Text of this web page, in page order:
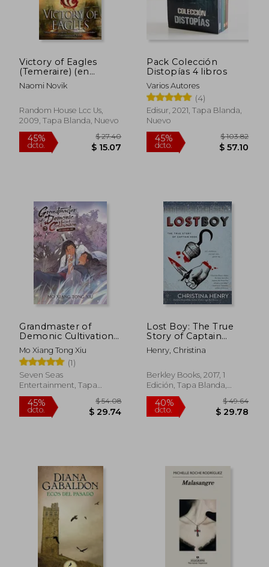
45%
dcto.
45%
dcto.
Victory of Eagles
(Temeraire) (en
Inglés)
Naomi Novik
Random House Lcc Us,
2009, Tapa Blanda, Nuevo
45%
dcto. $ 15.07
Pack Colección
Distopías 4 libros
Varios Autores
(4)
Edisur, 2021, Tapa Blanda,
Nuevo
45%
dcto.
Grandmaster of
Demonic Cultivation:
Mo dao zu shi (Novel)
Vol. 5 (en Inglés)
Mo Xiang Tong Xiu
(1)
Seven Seas
Entertainment, Tapa
Blanda, Nuevo
Lost Boy: The True
Story of Captain
Hook (en Inglés)
Henry, Christina
Berkley Books, 2017, 1
Edición, Tapa Blanda,
Nuevo